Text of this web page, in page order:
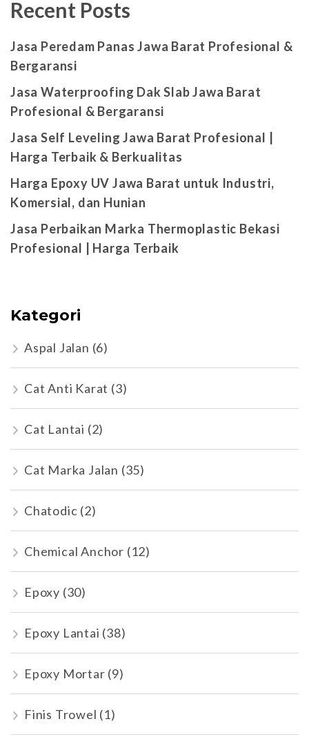
Recent Posts
Jasa Peredam Panas Jawa Barat Profesional &
Bergaransi
Jasa Waterproofing Dak Slab Jawa Barat
Profesional & Bergaransi
Jasa Self Leveling Jawa Barat Profesional |
Harga Terbaik & Berkualitas
Harga Epoxy UV Jawa Barat untuk Industri,
Komersial, dan Hunian
Jasa Perbaikan Marka Thermoplastic Bekasi
Profesional | Harga Terbaik
Kategori
Aspal Jalan (6)
Cat Anti Karat (3)
Cat Lantai (2)
Cat Marka Jalan (35)
Chatodic (2)
Chemical Anchor (12)
Epoxy (30)
Epoxy Lantai (38)
Epoxy Mortar (9)
Finis Trowel (1)